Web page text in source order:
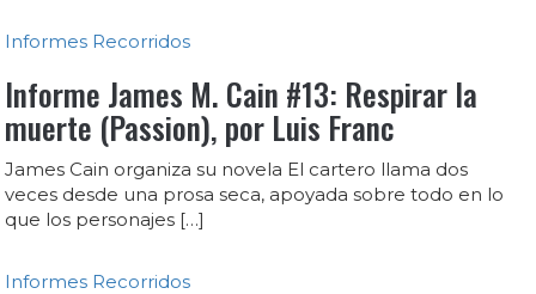
Informes Recorridos
Informe James M. Cain #13: Respirar la
muerte (Passion), por Luis Franc
James Cain organiza su novela El cartero llama dos
veces desde una prosa seca, apoyada sobre todo en lo
que los personajes […]
Informes Recorridos